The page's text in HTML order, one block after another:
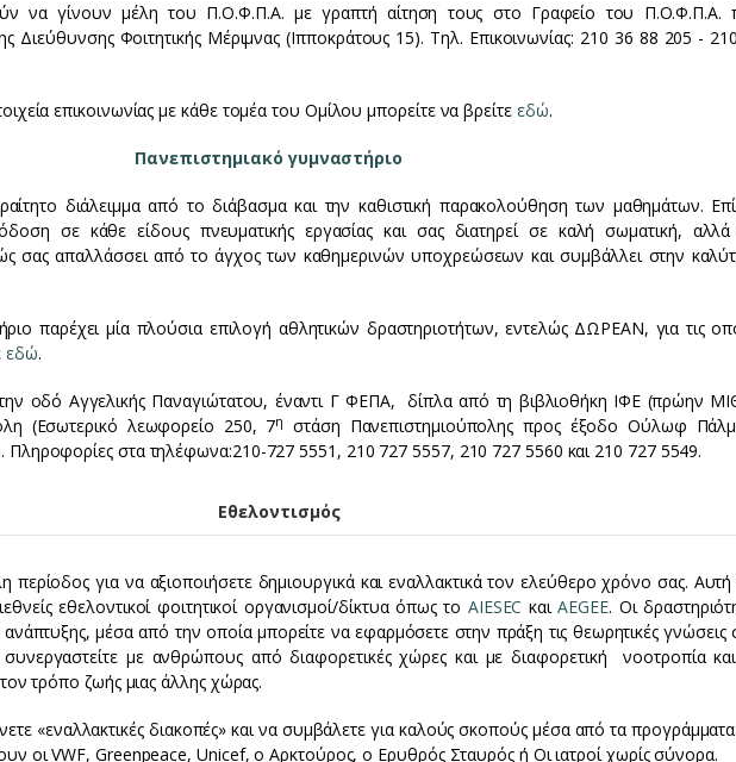
να γίνουν μέλη του Π.Ο.Φ.Π.Α. με γραπτή αίτηση τους στο Γραφείο του Π.Ο.Φ.Π.Α.
Διεύθυνσης Φοιτητικής Μέριμνας (Ιπποκράτους 15). Τηλ. Επικοινωνίας: 210 36 88 205 -
επικοινωνίας με κάθε τομέα του Ομίλου μπορείτε να βρείτε εδώ.
Πανεπιστημιακό γυμναστήριο
διάλειμμα από το διάβασμα και την καθιστική παρακολούθηση των μαθημάτων.
σε κάθε είδους πνευματικής εργασίας και σας διατηρεί σε καλή σωματική, αλλά
σας απαλλάσσει από το άγχος των καθημερινών υποχρεώσεων και συμβάλλει στην
παρέχει μία πλούσια επιλογή αθλητικών δραστηριοτήτων, εντελώς ΔΩΡΕΑΝ, για τις
εδώ.
οδό Αγγελικής Παναγιώτατου, έναντι Γ ΦΕΠΑ, δίπλα από τη βιβλιοθήκη ΙΦΕ (πρώην
(Εσωτερικό λεωφορείο 250, 7η
στάση Πανεπιστημιούπολης προς έξοδο Ούλωφ
στα τηλέφωνα:210-727 5551, 210 727 5557, 210 727 5560 και 210 727 5549.
Εθελοντισμός
περίοδος για να αξιοποιήσετε δημιουργικά και εναλλακτικά τον ελεύθερο χρόνο σας. Αυτή
εθελοντικοί φοιτητικοί οργανισμοί/δίκτυα όπως το AIESEC καιAEGEE. Οι
μέσα από την οποία μπορείτε να εφαρμόσετε στην πράξη τις θεωρητικές γνώσεις
με ανθρώπους από διαφορετικές χώρες και με διαφορετική νοοτροπία
τρόπο ζωής μιας άλλης χώρας.
«εναλλακτικές διακοπές» και να συμβάλετε για καλούς σκοπούς μέσα από τα προγράμματα
οι VWF, Greenpeace, Unicef, ο Αρκτούρος, ο Ερυθρός Σταυρός ή Οι ιατροί χωρίς σύνορα.